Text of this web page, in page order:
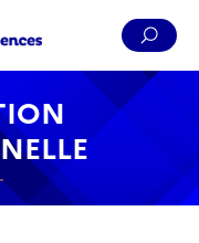
Pied de page